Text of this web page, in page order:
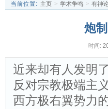
当前位置: 主页 > 学术争鸣 > 有神
炮
时间:
近来却有人发明
反对宗教极端主
西方极右翼势力